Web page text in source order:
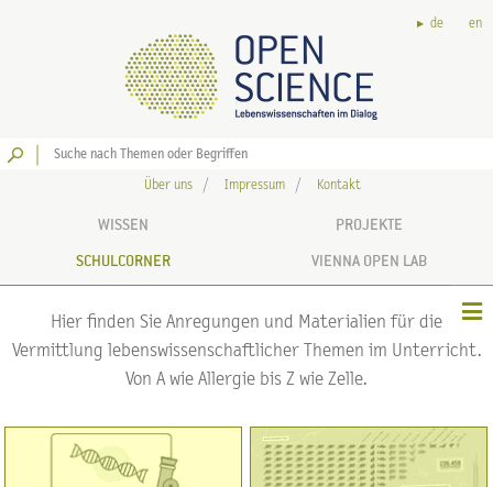
de en
Über uns Impressum Kontakt
WISSEN PROJEKTE
SCHULCORNER VIENNA OPEN LAB
Hier finden Sie Anregungen und Materialien für die
Vermittlung lebenswissenschaftlicher Themen im Unterricht.
Von A wie Allergie bis Z wie Zelle.